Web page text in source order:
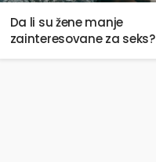
Da li su žene manje
zainteresovane za seks?